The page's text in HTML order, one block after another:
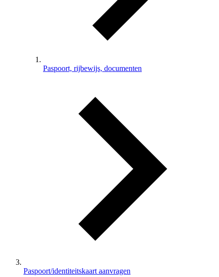
Paspoort, rijbewijs, documenten
Paspoort/identiteitskaart aanvragen